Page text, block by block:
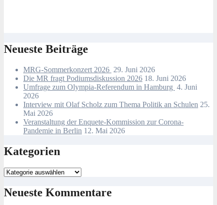
Neueste Beiträge
MRG-Sommerkonzert 2026 29. Juni 2026
Die MR fragt Podiumsdiskussion 2026 18. Juni 2026
Umfrage zum Olympia-Referendum in Hamburg 4. Juni
2026
Interview mit Olaf Scholz zum Thema Politik an Schulen 25.
Mai 2026
Veranstaltung der Enquete-Kommission zur Corona-
Pandemie in Berlin 12. Mai 2026
Kategorien
Kategorien
Neueste Kommentare